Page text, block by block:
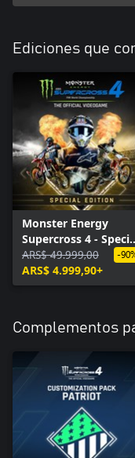
Ediciones que
Monster Energy
Supercross 4 -
Edition
ARS$ 49.999,00
ARS$ 4.999,90+
-
Complementos